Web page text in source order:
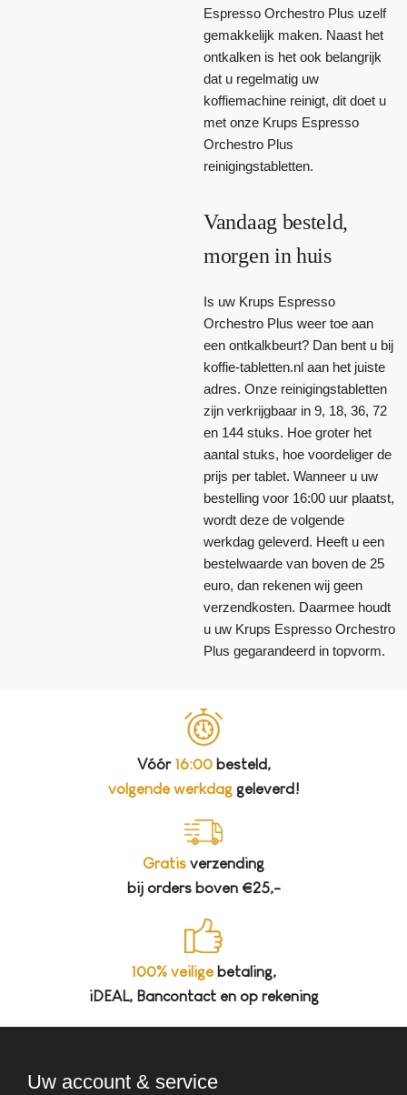
Espresso Orchestro Plus uzelf
gemakkelijk maken. Naast het
ontkalken is het ook belangrijk
dat u regelmatig uw
koffiemachine reinigt, dit doet u
met onze Krups Espresso
Orchestro Plus
reinigingstabletten.
Vandaag besteld,
morgen in huis
Is uw Krups Espresso
Orchestro Plus weer toe aan
een ontkalkbeurt? Dan bent u bij
koffie-tabletten.nl aan het juiste
adres. Onze reinigingstabletten
zijn verkrijgbaar in 9, 18, 36, 72
en 144 stuks. Hoe groter het
aantal stuks, hoe voordeliger de
prijs per tablet. Wanneer u uw
bestelling voor 16:00 uur plaatst,
wordt deze de volgende
werkdag geleverd. Heeft u een
bestelwaarde van boven de 25
euro, dan rekenen wij geen
verzendkosten. Daarmee houdt
u uw Krups Espresso Orchestro
Plus gegarandeerd in topvorm.
Vóór 16:00besteld,
volgende werkdaggeleverd!
Gratis verzending
bij orders boven €25,-
100% veiligebetaling,
iDEAL, Bancontact en op rekening
Uw account & service